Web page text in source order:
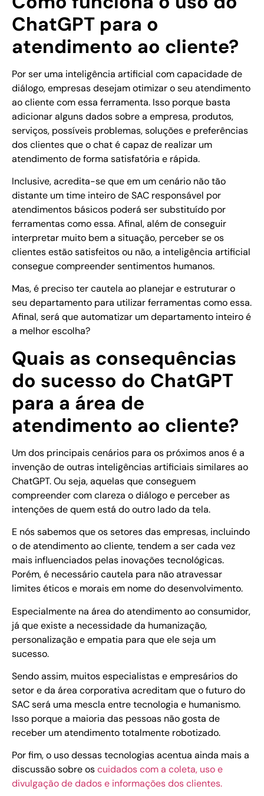
ChatGPT para o
atendimento ao cliente?
Por ser uma inteligência artificial com capacidade de
diálogo, empresas desejam otimizar o seu atendimento
ao cliente com essa ferramenta. Isso porque basta
adicionar alguns dados sobre a empresa, produtos,
serviços, possíveis problemas, soluções e preferências
dos clientes que o chat é capaz de realizar um
atendimento de forma satisfatória e rápida.
Inclusive, acredita-se que em um cenário não tão
distante um time inteiro de SAC responsável por
atendimentos básicos poderá ser substituído por
ferramentas como essa. Afinal, além de conseguir
interpretar muito bem a situação, perceber se os
clientes estão satisfeitos ou não, a inteligência artificial
consegue compreender sentimentos humanos.
Mas, é preciso ter cautela ao planejar e estruturar o
seu departamento para utilizar ferramentas como essa.
Afinal, será que automatizar um departamento inteiro é
a melhor escolha?
Quais as consequências
do sucesso do ChatGPT
para a área de
atendimento ao cliente?
Um dos principais cenários para os próximos anos é a
invenção de outras inteligências artificiais similares ao
ChatGPT. Ou seja, aquelas que conseguem
compreender com clareza o diálogo e perceber as
intenções de quem está do outro lado da tela.
E nós sabemos que os setores das empresas, incluindo
o de atendimento ao cliente, tendem a ser cada vez
mais influenciados pelas inovações tecnológicas.
Porém, é necessário cautela para não atravessar
limites éticos e morais em nome do desenvolvimento.
Especialmente na área do atendimento ao consumidor,
já que existe a necessidade da humanização,
personalização e empatia para que ele seja um
sucesso.
Sendo assim, muitos especialistas e empresários do
setor e da área corporativa acreditam que o futuro do
SAC será uma mescla entre tecnologia e humanismo.
Isso porque a maioria das pessoas não gosta de
receber um atendimento totalmente robotizado.
Por fim, o uso dessas tecnologias acentua ainda mais a
discussão sobre oscuidados com a coleta, uso e
divulgação de dados e informações dos clientes.